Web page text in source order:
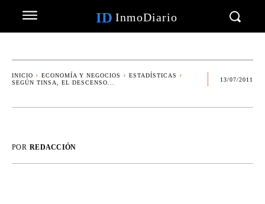
ID InmoDiario
INICIO ECONOMÍA Y NEGOCIOS
ESTADÍSTICAS
SEGÚN TINSA, EL DESCENSO...
13/07/2011
POR REDACCIÓN